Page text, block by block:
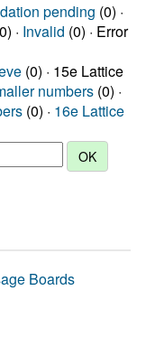
pending (0) ·
· Invalid (0) · Error
(0) · 15e Lattice
numbers (0) ·
(0) · 16e Lattice
Boards